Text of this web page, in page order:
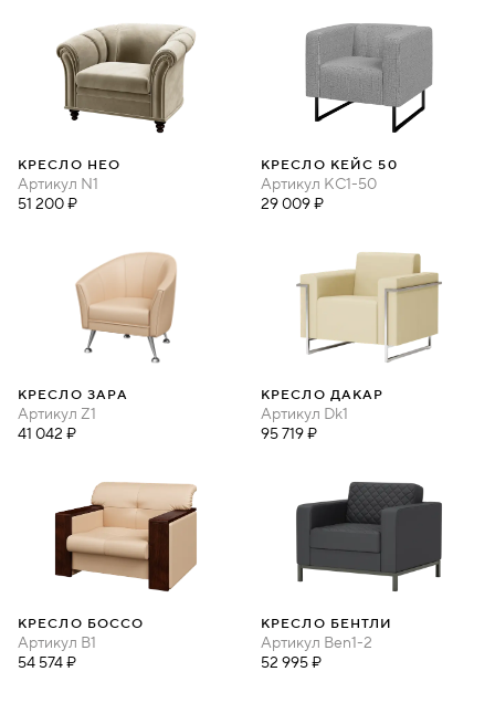
КРЕСЛО НЕО
Артикул N1
51 200 ₽
КРЕСЛО КЕЙС 50
Артикул КС1-50
29 009 ₽
КРЕСЛО ЗАРА
Артикул Z1
41 042 ₽
КРЕСЛО ДАКАР
Артикул Dk1
95 719 ₽
КРЕСЛО БОССО
Артикул B1
54 574 ₽
КРЕСЛО БЕНТЛИ
Артикул Ben1-2
52 995 ₽